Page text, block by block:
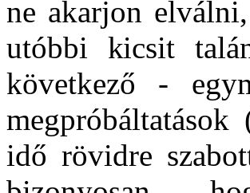
ne akarjon
utóbbi kicsit
következő -
idő rövidre